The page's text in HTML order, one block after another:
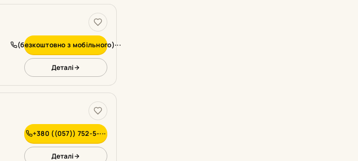
(безкоштовно з мобільного)···
Деталі
+380 ((057)) 752-5-···
Деталі